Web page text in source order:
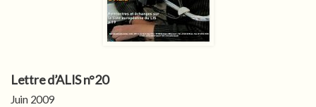
Lettre d’ALIS n°20
Juin 2009